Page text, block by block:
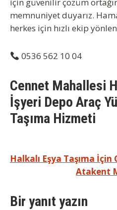
memnuniyet duyarız.
herkes için hızlı ekip
0536 562 10 04
Cennet Mahallesi
İşyeri Depo Araç
Taşıma Hizmeti
Yazı
Halkalı Eşya Taşıma
Atakent
Bir yanıt yazın